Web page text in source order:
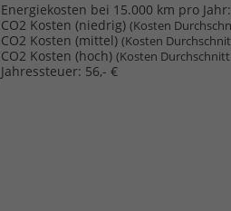
Energiekosten bei 15.000 km pro Jahr:
CO2 Kosten (niedrig) (Kosten
CO2 Kosten (mittel) (Kosten
CO2 Kosten (hoch) (Kosten Durchschnitt
Jahressteuer: 56,- €